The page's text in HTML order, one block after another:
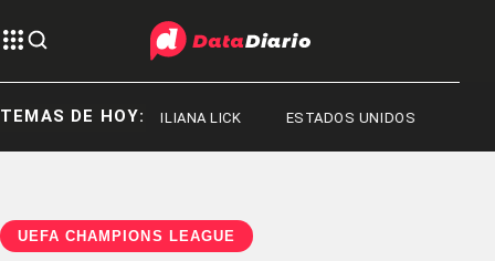
TEMAS DE HOY:
MESSI ILIANA LICK ESTADOS UNIDOS
UEFA CHAMPIONS LEAGUE